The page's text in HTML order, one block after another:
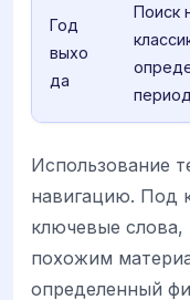
Год
выхо
да
Поиск
Использование
навигацию. Под
ключевые
похожим
определенный